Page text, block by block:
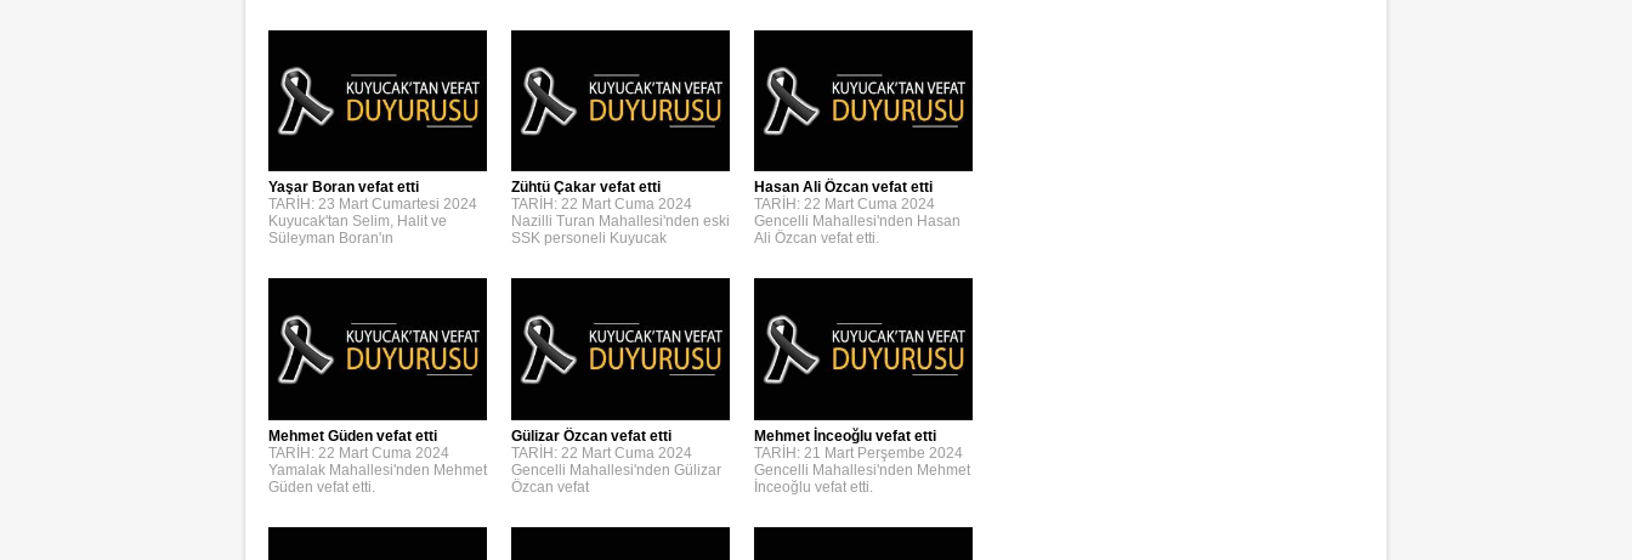
Yaşar Boran vefat etti
TARİH: 23 Mart Cumartesi 2024
Kuyucak'tan Selim, Halit ve
Süleyman Boran'ın
Zühtü Çakar vefat etti
TARİH: 22 Mart Cuma 2024
Nazilli Turan Mahallesi'nden eski
SSK personeli Kuyucak
Hasan Ali Özcan vefat etti
TARİH: 22 Mart Cuma 2024
Gencelli Mahallesi'nden Hasan
Ali Özcan vefat etti.
Mehmet Güden vefat etti
TARİH: 22 Mart Cuma 2024
Yamalak Mahallesi'nden Mehmet
Güden vefat etti.
Gülizar Özcan vefat etti
TARİH: 22 Mart Cuma 2024
Gencelli Mahallesi'nden Gülizar
Özcan vefat
Mehmet İnceoğlu vefat etti
TARİH: 21 Mart Perşembe 2024
Gencelli Mahallesi'nden Mehmet
İnceoğlu vefat etti.